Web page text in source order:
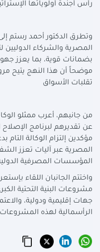
رأس أجندة أولوياتها
وتطرق الدكتور أحمد رستم
المصرية والشركاء الدوليين
بضمانات قوية، بما يعزز
موضحاً أن هذا النهج يتيح
تقلبات الأسواق
من جانبهم، أعرب ممثلو
عن تقديرهم لبرنامج
مؤكدين إلتزام الوكالة التام
المصرية عبر آليات تعزز
المؤسسات المصرفية
واختتم الجانبان اللقاء
مشروعات البنية التحتية
جهات إقليمية ودولية،
الرأسمالية لهذه